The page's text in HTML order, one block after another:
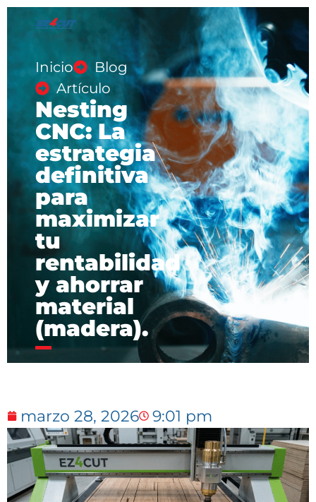
Inicio
Blog
Artículo
Nesting
CNC: La
estrategia
definitiva
para
maximizar
tu
rentabilidad
y ahorrar
material
(madera).
marzo 28, 2026 9:01 pm